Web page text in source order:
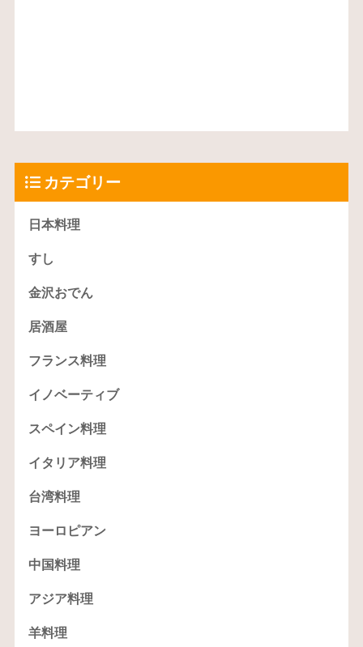
カテゴリー
日本料理
すし
金沢おでん
居酒屋
フランス料理
イノベーティブ
スペイン料理
イタリア料理
台湾料理
ヨーロピアン
中国料理
アジア料理
羊料理